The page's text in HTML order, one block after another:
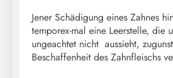
Jener Schädigung eines Zahnes
temporex-mal eine Leerstelle, die
ungeachtet nicht aussieht,
Beschaffenheit des Zahnfleischs